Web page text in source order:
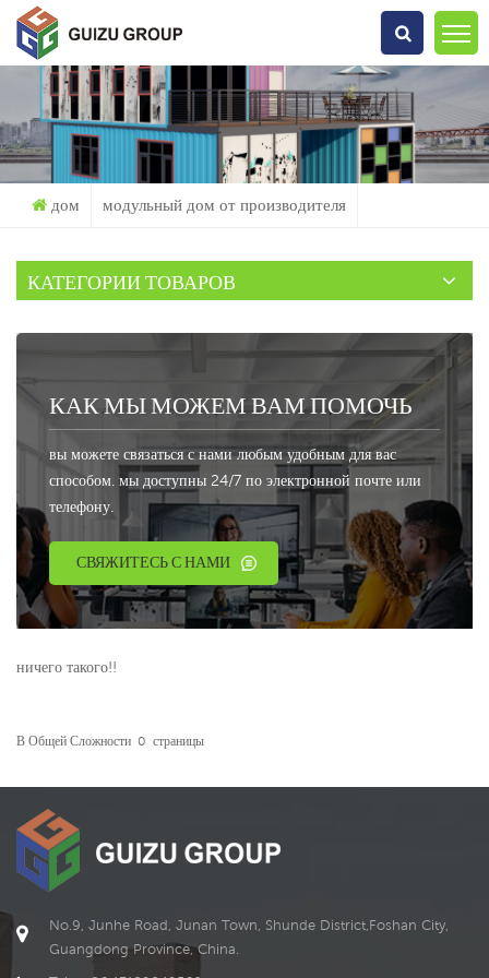
Что Ты Ищешь?
дом модульный дом от производителя
КАТЕГОРИИ ТОВАРОВ
КАК МЫ МОЖЕМ ВАМ ПОМОЧЬ
вы можете связаться с нами любым удобным для вас
способом. мы доступны 24/7 по электронной почте или
телефону.
СВЯЖИТЕСЬ С НАМИ
ничего такого!!
В Общей Сложности 0 Страницы
No.9, Junhe Road, Junan Town, Shunde District,Foshan City,
Guangdong Province, China.